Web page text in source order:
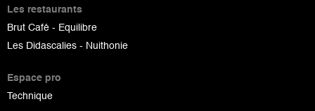
Les restaurants
Brut Café - Equilibre
Les Didascalies - Nuithonie
Espace pro
Technique